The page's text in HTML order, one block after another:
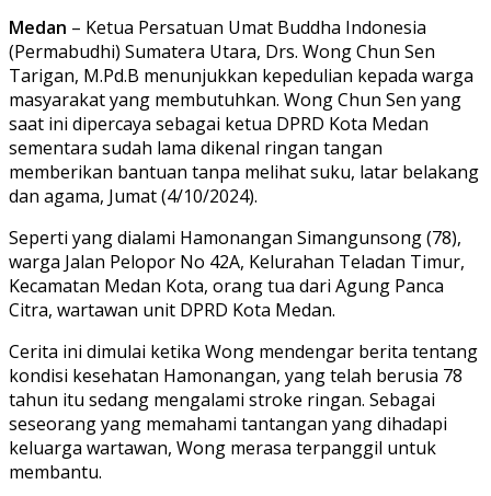
Medan – Ketua Persatuan Umat Buddha Indonesia
(Permabudhi) Sumatera Utara, Drs. Wong Chun Sen
Tarigan, M.Pd.B menunjukkan kepedulian kepada warga
masyarakat yang membutuhkan. Wong Chun Sen yang
saat ini dipercaya sebagai ketua DPRD Kota Medan
sementara sudah lama dikenal ringan tangan
memberikan bantuan tanpa melihat suku, latar belakang
dan agama, Jumat (4/10/2024).
Seperti yang dialami Hamonangan Simangunsong (78),
warga Jalan Pelopor No 42A, Kelurahan Teladan Timur,
Kecamatan Medan Kota, orang tua dari Agung Panca
Citra, wartawan unit DPRD Kota Medan.
Cerita ini dimulai ketika Wong mendengar berita tentang
kondisi kesehatan Hamonangan, yang telah berusia 78
tahun itu sedang mengalami stroke ringan. Sebagai
seseorang yang memahami tantangan yang dihadapi
keluarga wartawan, Wong merasa terpanggil untuk
membantu.